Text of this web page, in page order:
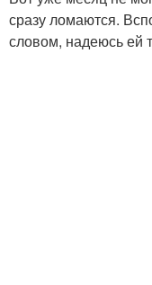
сразу ломаются.
словом, надеюсь ей